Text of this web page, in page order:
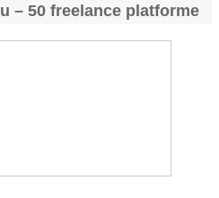
– 50 freelance platforme